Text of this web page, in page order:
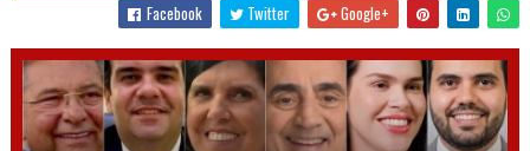
Facebook
Twitter Google+